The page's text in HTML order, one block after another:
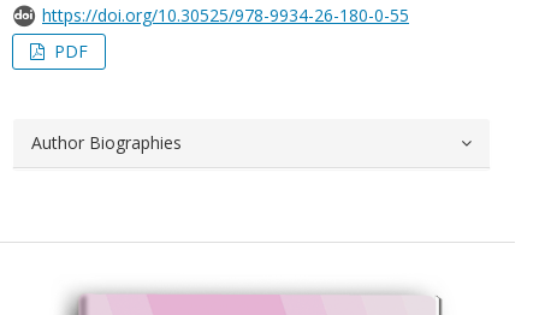
https://doi.org/10.30525/978-9934-26-180-0-55
PDF
Author Biographies